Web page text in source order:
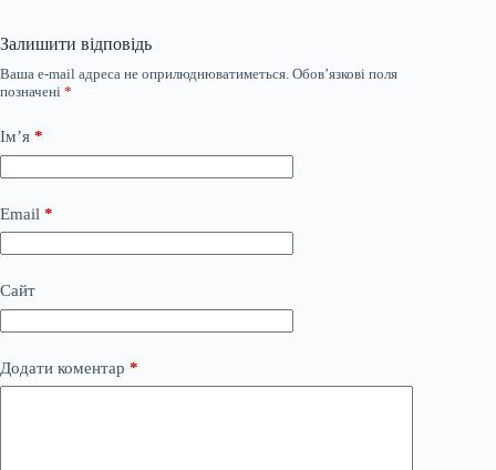
Залишити відповідь
Ваша e-mail адреса не оприлюднюватиметься. Обов’язкові поля
позначені *
Ім’я *
Email *
Сайт
Додати коментар *